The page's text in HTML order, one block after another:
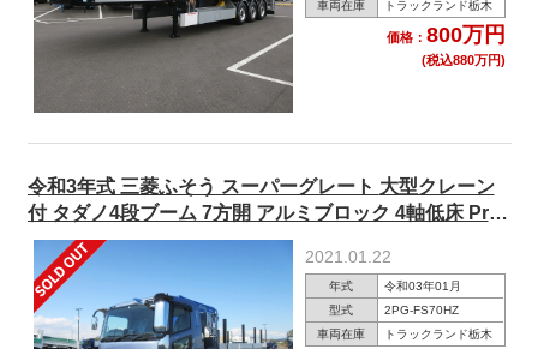
車両在庫
トラックランド栃木
価格： 800万円
(税込880万円)
令和3年式 三菱ふそう スーパーグレート 大型クレーン
付 タダノ4段ブーム 7方開 アルミブロック 4軸低床 Pro
仕様 パッケージ アルミホイール装着
2021.01.22
年式
令和03年01月
型式
2PG-FS70HZ
車両在庫
トラックランド栃木